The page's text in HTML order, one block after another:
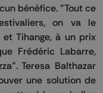
bénéfice. "Tout ce
on va le
Tihange, à un prix
Frédéric Labarre,
Teresa Balthazar
une solution de